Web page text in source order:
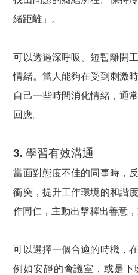
緒距離」。
可以透過深呼吸、短暫離開
情緒。當人能夠在受到刺激
自己一些時間消化情緒，通
回應。
3. 學習有效溝通
當面對態度不佳的同事時，
衝突，提升工作環境的和諧
作同仁，主動出擊釋出善意
可以選擇一個合適的時機，
例如安靜的會議室，或是下